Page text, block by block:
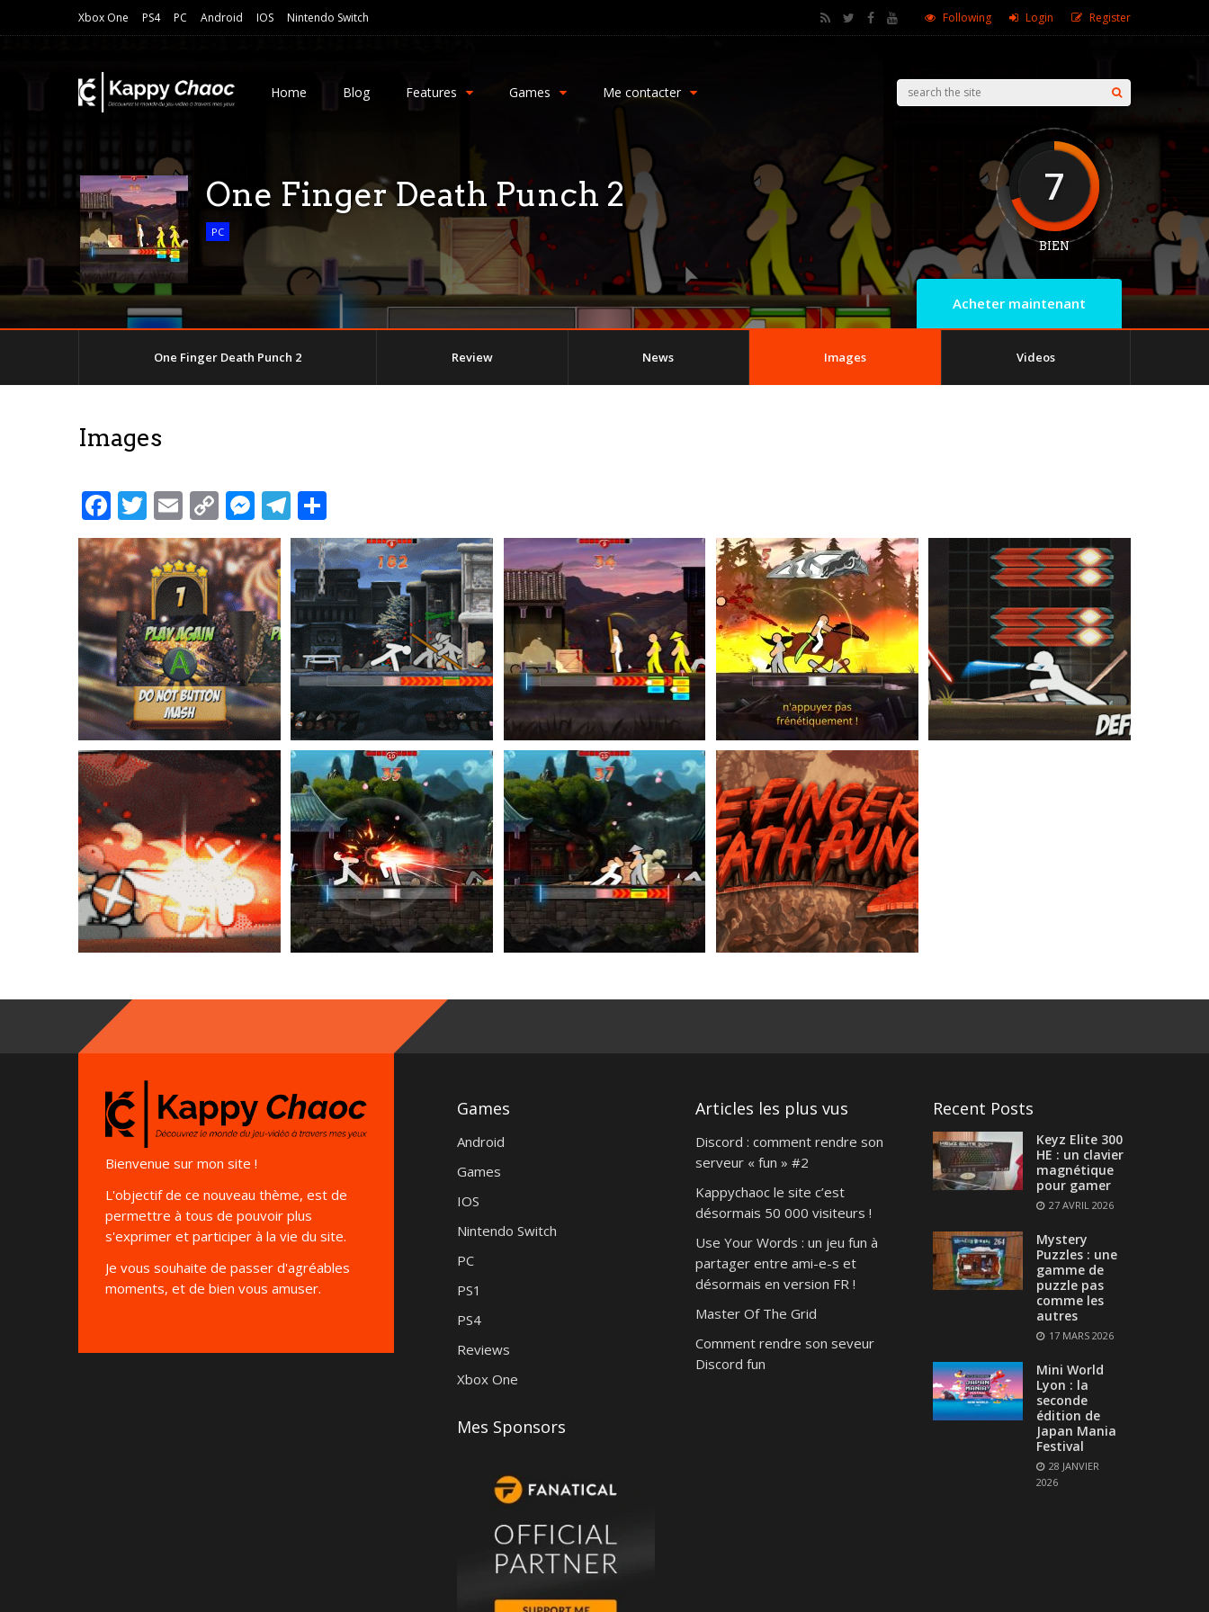
Xbox One PS4 PC Android IOS Nintendo Switch Following Login Register
Home Blog Features Games Me contacter
One Finger Death Punch 2
PC
Acheter maintenant
7
BIEN
One Finger Death Punch 2 Review News Images Videos
Images
Facebook
Twitter
EmailCopy
Link
Messenger
Telegram
Bienvenue sur mon site !
L'objectif de ce nouveau thème, est de
permettre à tous de pouvoir plus
s'exprimer et participer à la vie du site.
Je vous souhaite de passer d'agréables
moments, et de bien vous amuser.
Games
Android
Games
IOS
Nintendo Switch
PC
PS1
PS4
Reviews
Xbox One
Mes Sponsors
Articles les plus vus
Discord : comment rendre son
serveur « fun » #2
Kappychaoc le site c’est
désormais 50 000 visiteurs !
Use Your Words : un jeu fun à
partager entre ami-e-s et
désormais en version FR !
Master Of The Grid
Comment rendre son seveur
Discord fun
Recent Posts
Keyz Elite 300
HE : un clavier
magnétique
pour gamer
27 AVRIL 2026
Mystery
Puzzles : une
gamme de
puzzle pas
comme les
autres
17 MARS 2026
Mini World
Lyon : la
seconde
édition de
Japan Mania
Festival
28 JANVIER
2026